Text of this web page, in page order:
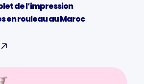
de l’impression
en rouleau au Maroc